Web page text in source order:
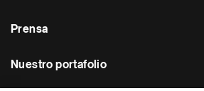
Prensa
Nuestro portafolio